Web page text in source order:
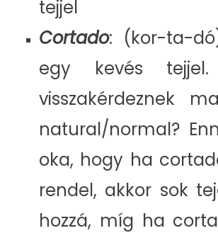
tejjel
Cortado: (kor-ta-
egy kevés tejjel.
visszakérdeznek
natural/normal?
oka, hogy ha
rendel, akkor sok
hozzá, míg ha